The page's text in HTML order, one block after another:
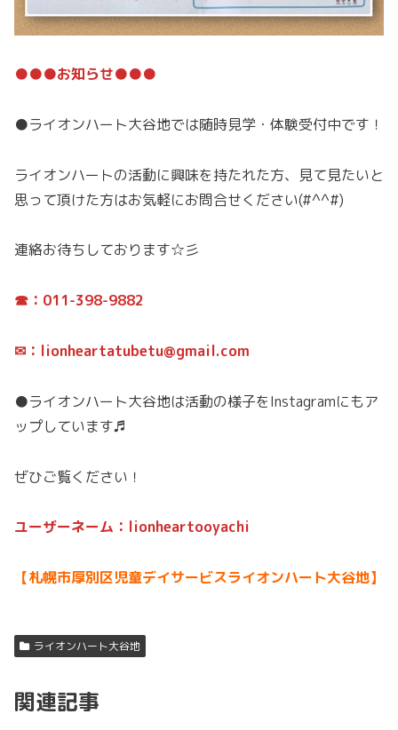
●●●お知らせ●●●
●ライオンハート大谷地では随時見学・体験受付中です！
ライオンハートの活動に興味を持たれた方、見て見たいと
思って頂けた方はお気軽にお問合せください(#^^#)
連絡お待ちしております☆彡
☎：011-398-9882
✉：lionheartatubetu@gmail.com
●ライオンハート大谷地は活動の様子をInstagramにもア
ップしています♬
ぜひご覧ください！
ユーザーネーム：lionheartooyachi
【札幌市厚別区児童デイサービスライオンハート大谷地】
ライオンハート大谷地
関連記事